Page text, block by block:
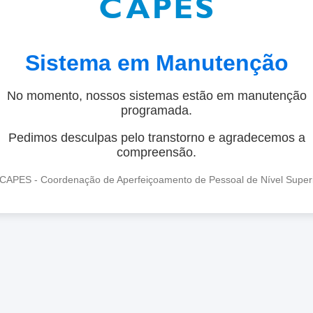
Sistema em Manutenção
No momento, nossos sistemas estão em manutenção
programada.
Pedimos desculpas pelo transtorno e agradecemos a
compreensão.
- Coordenação de Aperfeiçoamento de Pessoal de Nível